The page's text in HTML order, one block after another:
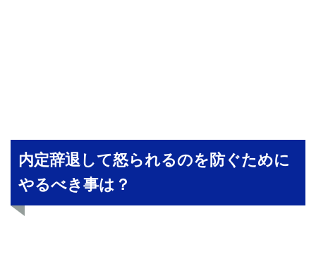
内定辞退して怒られるのを防ぐために
やるべき事は？